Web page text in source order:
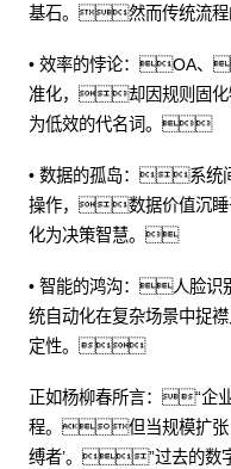
基石。然而传统流
• 效率的悖论：OA、
准化，却因规则固
为低效的代名词。
• 数据的孤岛：系
操作，数据价值沉
化为决策智慧。
• 智能的鸿沟：人脸
统自动化在复杂场景中捉
定性。
正如杨柳春所言：“企
程。但当规模扩张
缚者’。”过去的数